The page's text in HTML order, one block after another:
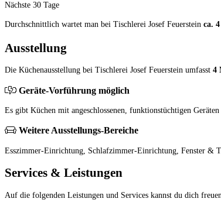
Nächste 30 Tage
Durchschnittlich wartet man bei Tischlerei Josef Feuerstein ca.
Ausstellung
Die Küchenausstellung bei Tischlerei Josef Feuerstein umfasst 4
Geräte-Vorführung möglich
Es gibt Küchen mit angeschlossenen, funktionstüchtigen
Weitere Ausstellungs-Bereiche
Esszimmer-Einrichtung, Schlafzimmer-Einrichtung, Fenster &
Services & Leistungen
Auf die folgenden Leistungen und Services kannst du dich